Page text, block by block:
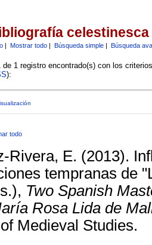
celestinesca
| Mostrar todo| Búsqueda simple| Búsqueda
de 1 registro encontrado(s) con los
):
todo
Rivera, E. (2013).
tempranas de
Two Spanish
Rosa Lida de
Medieval Studies.